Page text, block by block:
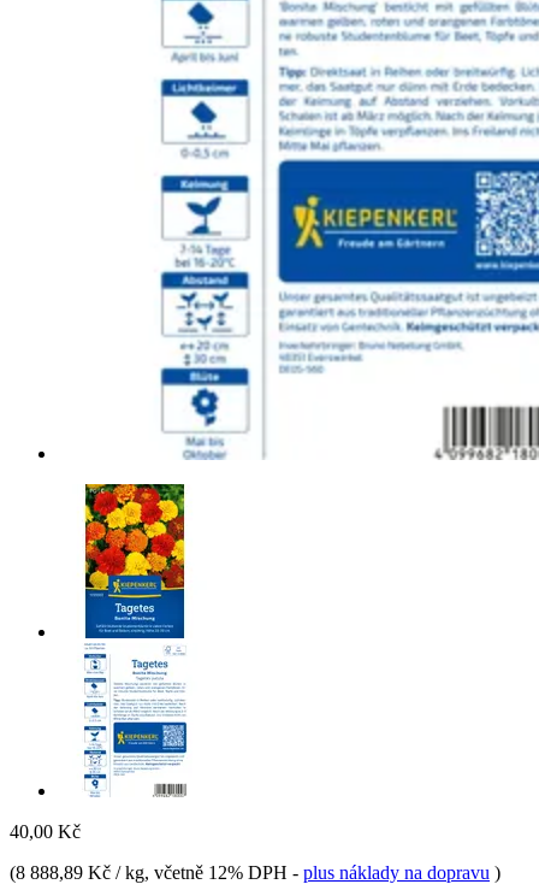
40,00 Kč
(8 888,89 Kč / kg, včetně 12% DPH - plus náklady na dopravu )